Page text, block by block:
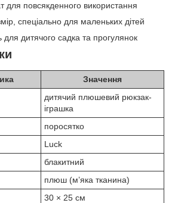
для повсякденного використання
спеціально для маленьких дітей
для дитячого садка та прогулянок
Значення
дитячий плюшевий рюкзак-
іграшка
поросятко
Luck
блакитний
плюш (м’яка тканина)
30 × 25 см